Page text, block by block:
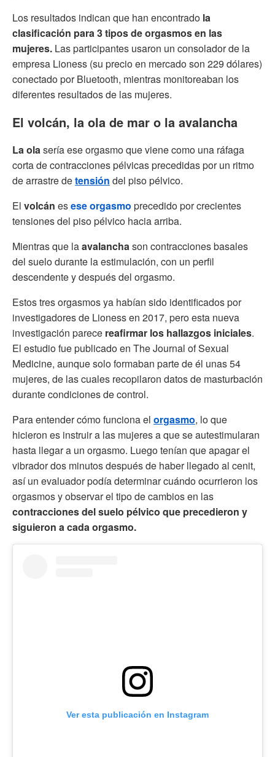
Los resultados indican que han encontrado la
clasificación para 3 tipos de orgasmos en las
mujeres. Las participantes usaron un consolador de la
empresa Lioness (su precio en mercado son 229 dólares)
conectado por Bluetooth, mientras monitoreaban los
diferentes resultados de las mujeres.
El volcán, la ola de mar o la avalancha
La olasería ese orgasmo que viene como una ráfaga
corta de contracciones pélvicas precedidas por un ritmo
de arrastre detensión del piso pélvico.
El volcán esese orgasmo precedido por crecientes
tensiones del piso pélvico hacia arriba.
Mientras que laavalanchason contracciones basales
del suelo durante la estimulación, con un perfil
descendente y después del orgasmo.
Estos tres orgasmos ya habían sido identificados por
investigadores de Lioness en 2017, pero esta nueva
investigación parece reafirmar los hallazgos iniciales.
El estudio fue publicado en The Journal of Sexual
Medicine, aunque solo formaban parte de él unas 54
mujeres, de las cuales recopilaron datos de masturbación
durante condiciones de control.
Para entender cómo funciona el orgasmo, lo que
hicieron es instruir a las mujeres a que se autestimularan
hasta llegar a un orgasmo. Luego tenían que apagar el
vibrador dos minutos después de haber llegado al cenit,
así un evaluador podía determinar cuándo ocurrieron los
orgasmos y observar el tipo de cambios en las
contracciones del suelo pélvico que precedieron y
siguieron a cada orgasmo.
Ver esta publicación en Instagram